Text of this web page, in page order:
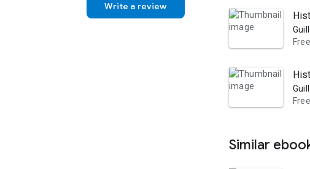
Write a review
Free
Free
Similar